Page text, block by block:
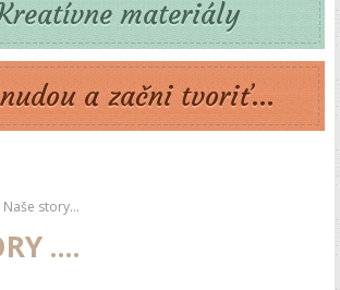
materiály
a začni tvoriť...
Naše story...
....